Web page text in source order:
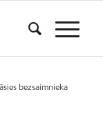
bezsaimnieka